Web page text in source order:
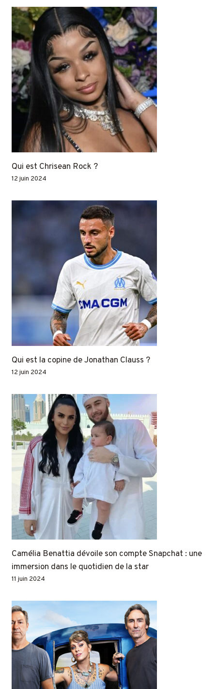
Qui est Chrisean Rock ?
12 juin 2024
Qui est la copine de Jonathan Clauss ?
12 juin 2024
Camélia Benattia dévoile son compte Snapchat : une
immersion dans le quotidien de la star
11 juin 2024